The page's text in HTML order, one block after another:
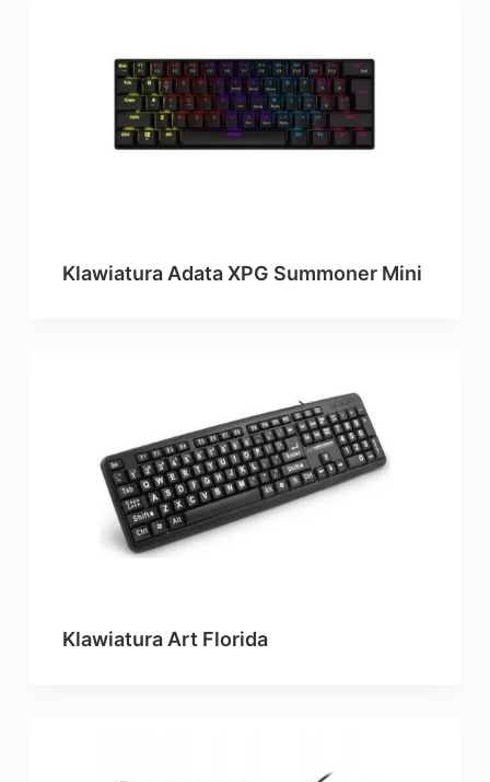
Klawiatura Adata XPG Summoner Mini
Klawiatura Art Florida